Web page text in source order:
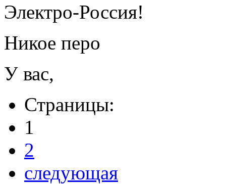
Электро-Россия!
Никое перо
У вас,
Страницы:
1
2
следующая